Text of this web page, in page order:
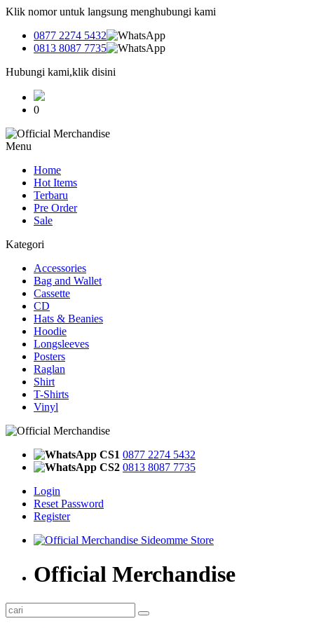
Klik nomor untuk langsung menghubungi kami
0877 2274 5432
0813 8087 7735
Hubungi kami,klik disini
0
Menu
Home
Hot Items
Terbaru
Pre Order
Sale
Kategori
Accessories
Bag and Wallet
Cassette
CD
Hats & Beanies
Hoodie
Longsleeves
Posters
Raglan
Shirt
T-Shirts
Vinyl
CS1 0877 2274 5432
CS2 0813 8087 7735
Login
Reset Password
Register
Official Merchandise